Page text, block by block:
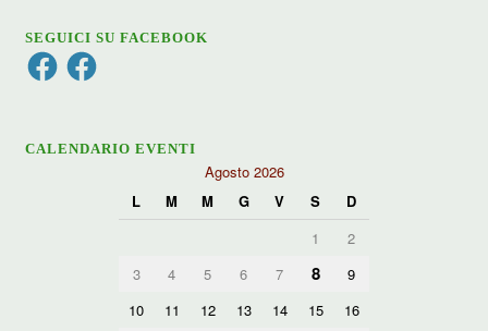
SEGUICI SU FACEBOOK
FacebookFacebook
CALENDARIO EVENTI
Agosto 2026
L
M M G V S
D
1
2
3
4 5 6 7 8
9
10
11 12 13 14 15
16